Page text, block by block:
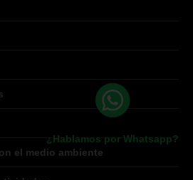
¿Hablamos por Whatsapp?
el medio ambiente